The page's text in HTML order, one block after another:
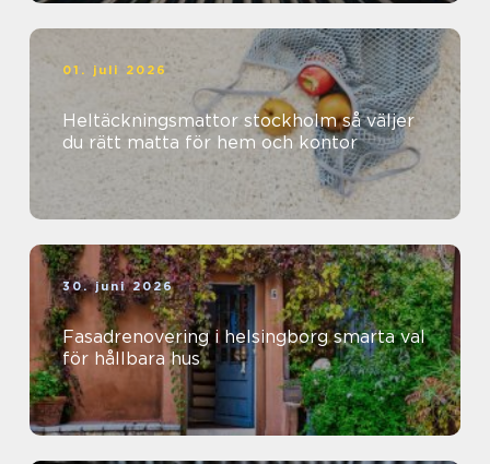
01. juli 2026
Heltäckningsmattor stockholm så väljer
du rätt matta för hem och kontor
30. juni 2026
Fasadrenovering i helsingborg smarta val
för hållbara hus